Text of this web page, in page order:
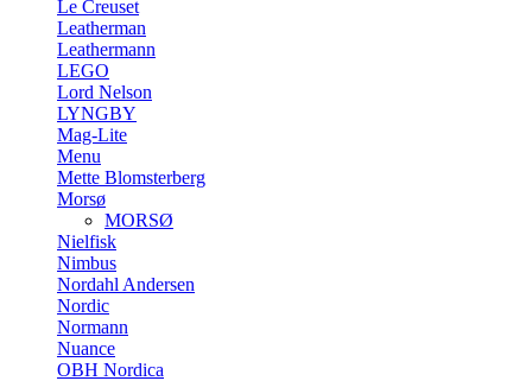
Le Creuset
Leatherman
Leathermann
LEGO
Lord Nelson
LYNGBY
Mag-Lite
Menu
Mette Blomsterberg
Morsø
MORSØ
Nielfisk
Nimbus
Nordahl Andersen
Nordic
Normann
Nuance
OBH Nordica